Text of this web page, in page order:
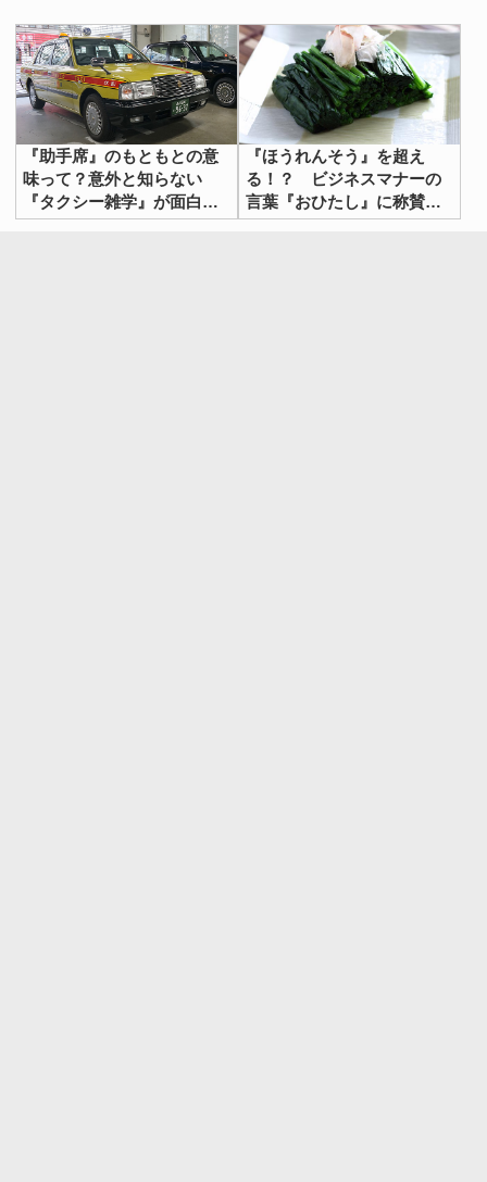
『助手席』のもともとの意
味って？意外と知らない
『タクシー雑学』が面白
い！
『ほうれんそう』を超え
る！？ ビジネスマナーの
言葉『おひたし』に称賛の
声